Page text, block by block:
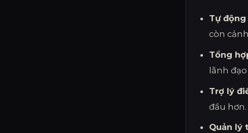
Tự
còn
Tổng
lãnh
Trợ lý
đầu hơn.
Quản lý